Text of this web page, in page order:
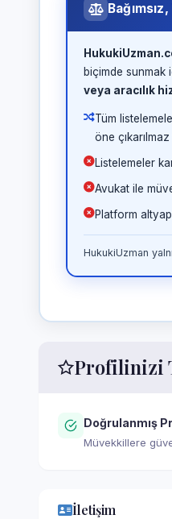
biçimde sunmak
veya aracılık
Tüm
öne
Listelemeler
Avukat ile
Platform
HukukiUzman
Profilinizi
Doğrulanmış
Müvekkillere
İletişim